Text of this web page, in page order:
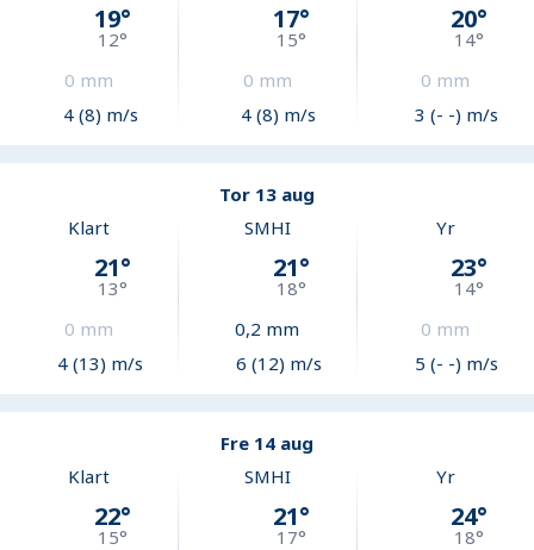
19°
12°
0 mm
4 (8) m/s
17°
15°
0 mm
4 (8) m/s
20°
14°
0 mm
3 (- -) m/s
Tor 13 aug
Klart
21°
13°
0 mm
4 (13) m/s
SMHI
21°
18°
0,2 mm
6 (12) m/s
Yr
23°
14°
0 mm
5 (- -) m/s
Fre 14 aug
Klart
22°
15°
SMHI
21°
17°
Yr
24°
18°